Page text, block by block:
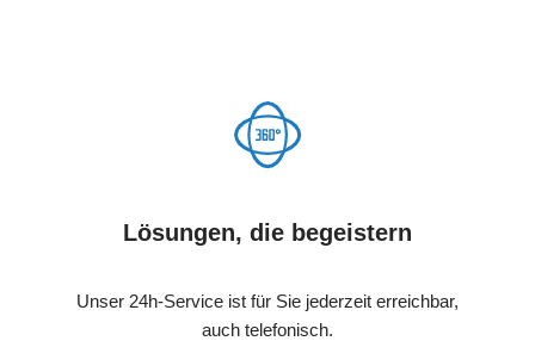
Lösungen, die begeistern
Unser 24h-Service ist für Sie jederzeit erreichbar,
auch telefonisch.